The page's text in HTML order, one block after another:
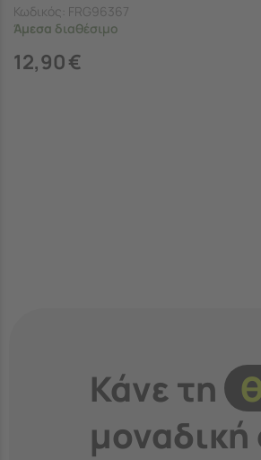
Κωδικός: FRG96367
Άμεσα διαθέσιμο
12,90€
Κάνε τη
μοναδική